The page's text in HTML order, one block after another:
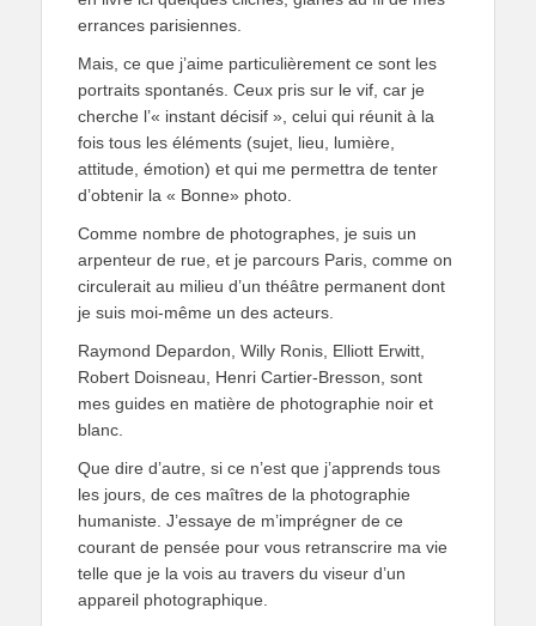
errances parisiennes.
Mais, ce que j’aime particulièrement ce sont les
portraits spontanés. Ceux pris sur le vif, car je
cherche l’« instant décisif », celui qui réunit à la
fois tous les éléments (sujet, lieu, lumière,
attitude, émotion) et qui me permettra de tenter
d’obtenir la « Bonne» photo.
Comme nombre de photographes, je suis un
arpenteur de rue, et je parcours Paris, comme on
circulerait au milieu d’un théâtre permanent dont
je suis moi-même un des acteurs.
Raymond Depardon, Willy Ronis, Elliott Erwitt,
Robert Doisneau, Henri Cartier-Bresson, sont
mes guides en matière de photographie noir et
blanc.
Que dire d’autre, si ce n’est que j’apprends tous
les jours, de ces maîtres de la photographie
humaniste. J’essaye de m’imprégner de ce
courant de pensée pour vous retranscrire ma vie
telle que je la vois au travers du viseur d’un
appareil photographique.